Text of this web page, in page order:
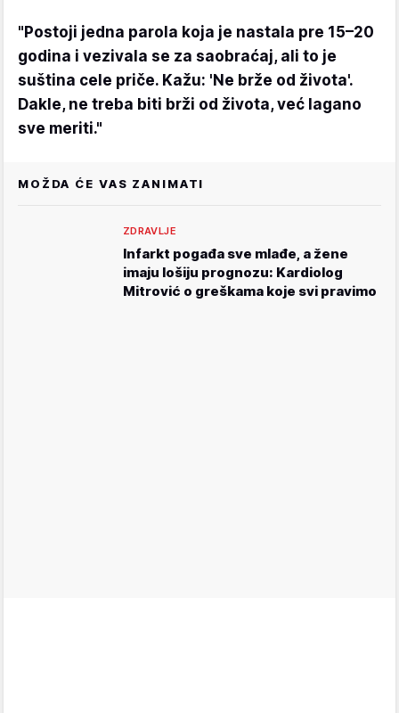
"Postoji jedna parola koja je nastala pre 15–20
godina i vezivala se za saobraćaj, ali to je
suština cele priče. Kažu: 'Ne brže od života'.
Dakle, ne treba biti brži od života, već lagano
sve meriti."
MOŽDA ĆE VAS ZANIMATI
ZDRAVLJE
Infarkt pogađa sve mlađe, a žene
imaju lošiju prognozu: Kardiolog
Mitrović o greškama koje svi pravimo